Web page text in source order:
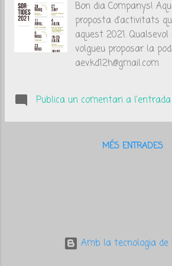
Bon dia Companys!
proposta d'activitats
aquest 2021.
volgueu proposar la
aev.kd12h@gmail.com
Publica un comentari a l'entrada
MÉS ENTRADES
Amb la tecnologia de